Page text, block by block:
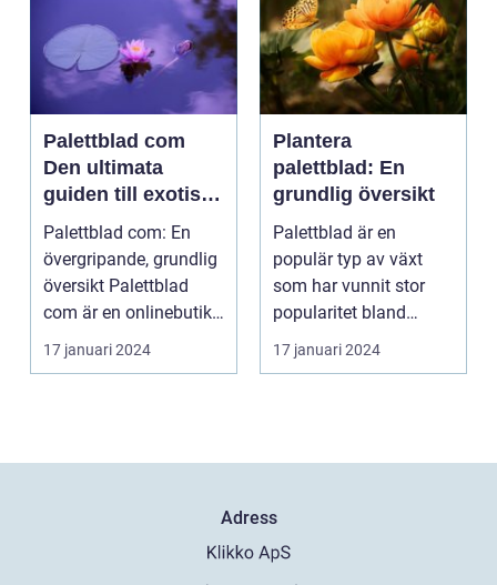
Palettblad com
Den ultimata
guiden till exotiska
växter
Palettblad com: En
övergripande, grundlig
översikt Palettblad
com är en onlinebutik
och samlingspla...
17 januari 2024
Plantera
palettblad: En
grundlig översikt
Palettblad är en
populär typ av växt
som har vunnit stor
popularitet bland
trädgårdsälskare.
Denna a...
17 januari 2024
Adress